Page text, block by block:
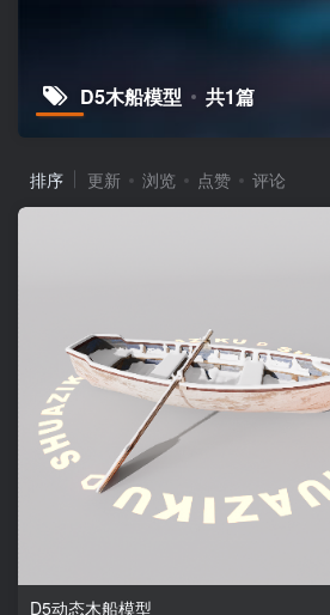
D5木船模型 共1篇
排序 更新 浏览 点赞 评论
D5动态木船模型